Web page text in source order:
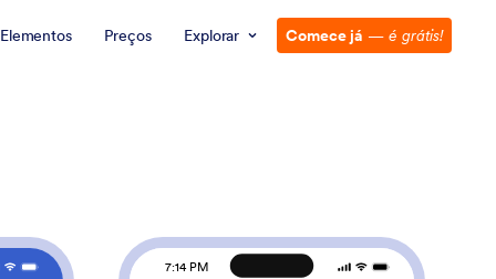
Elementos Preços Explorar Comece já — é grátis!
7:14 PM